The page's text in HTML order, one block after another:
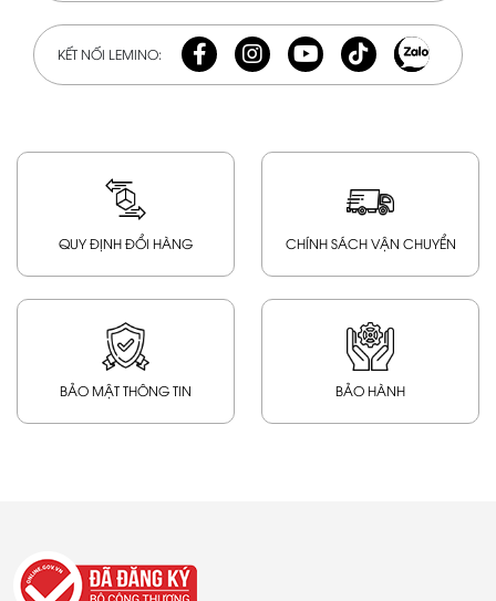
KẾT NỐI LEMINO:
QUY ĐỊNH ĐỔI HÀNG CHÍNH SÁCH VẬN CHUYỂN
BẢO MẬT THÔNG TIN BẢO HÀNH